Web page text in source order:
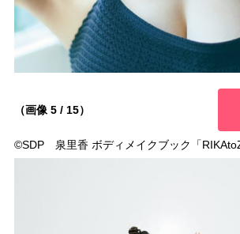
（画像 5 / 15）
©︎SDP 泉里香 ボディメイクブック「